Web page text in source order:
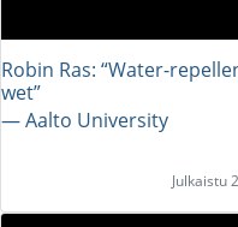
Robin Ras: “Water-
wet”
― Aalto University
Julkaistu